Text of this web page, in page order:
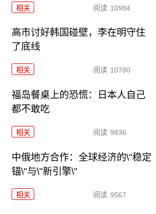
相关 阅读 10984
高市讨好韩国碰壁，李在明守住
了底线
相关 阅读 10780
福岛餐桌上的恐慌：日本人自己
都不敢吃
相关 阅读 9836
中俄地方合作：全球经济的\"稳定
锚\"与\"新引擎\"
相关 阅读 9567